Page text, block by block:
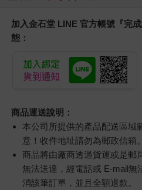
加入金石堂 LINE 官方帳號『完
態：
商品運送說明：
本公司所提供的產品配送區域
意！收件地址請勿為郵政信箱。
商品將由廠商透過貨運或是郵
無法送達，經電話或 E-mail無
消該筆訂單，並且全額退款。